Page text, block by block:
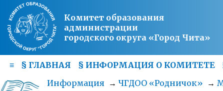
Комитет образования
администрации
городского округа «Город Чита»
≡ § ГЛАВНАЯ § ИНФОРМАЦИЯ О КОМИТЕТЕ
Информация → ЧГДОО «Родничок» →